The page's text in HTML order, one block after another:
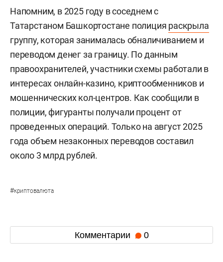
Напомним, в 2025 году в соседнем с
Татарстаном Башкортостане полиция раскрыла
группу, которая занималась обналичиванием и
переводом денег за границу. По данным
правоохранителей, участники схемы работали в
интересах онлайн-казино, криптообменников и
мошеннических кол-центров. Как сообщили в
полиции, фигуранты получали процент от
проведенных операций. Только на август 2025
года объем незаконных переводов составил
около 3 млрд рублей.
#криптовалюта
Комментарии 0